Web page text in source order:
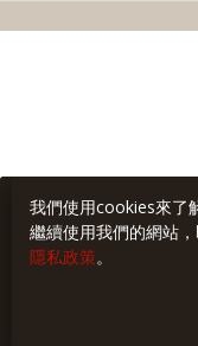
我們使用cookies來了
繼續使用我們的網站
隱私政策。